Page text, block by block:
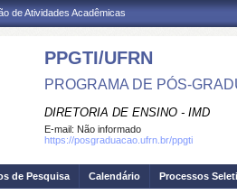
de Atividades Acadêmicas
PPGTI/UFRN
PROGRAMA DE PÓS-
DIRETORIA DE ENSINO - IMD
E-mail: Não informado
https://posgraduacao.ufrn.br/ppgti
de Pesquisa Calendário Processos